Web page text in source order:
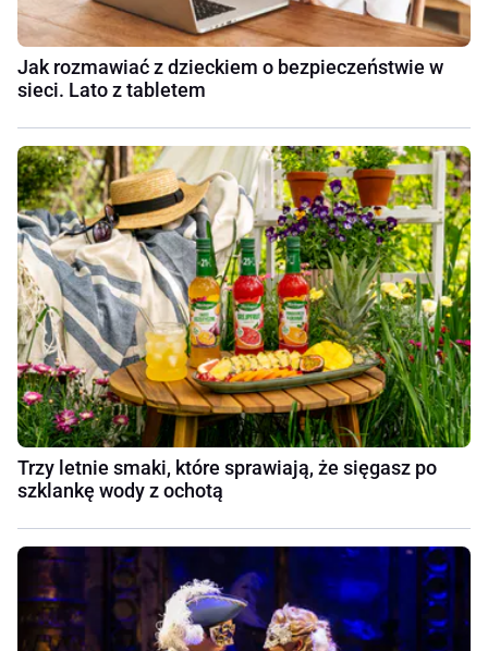
Jak rozmawiać z dzieckiem o bezpieczeństwie w
sieci. Lato z tabletem
Trzy letnie smaki, które sprawiają, że sięgasz po
szklankę wody z ochotą